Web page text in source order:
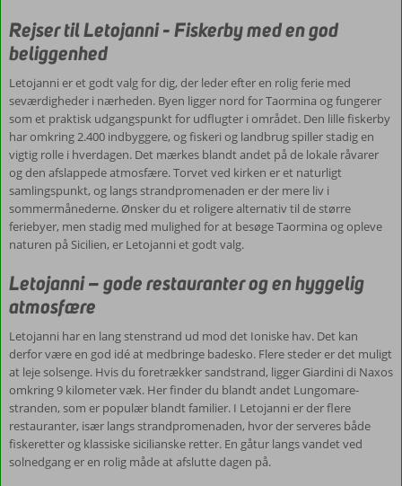
udsigt
Rejser til Letojanni - Fiskerby med en god
beliggenhed
Letojanni er et godt valg for dig, der leder efter en rolig ferie med
seværdigheder i nærheden. Byen ligger nord for Taormina og fungerer
som et praktisk udgangspunkt for udflugter i området. Den lille fiskerby
har omkring 2.400 indbyggere, og fiskeri og landbrug spiller stadig en
vigtig rolle i hverdagen. Det mærkes blandt andet på de lokale råvarer
og den afslappede atmosfære. Torvet ved kirken er et naturligt
samlingspunkt, og langs strandpromenaden er der mere liv i
sommermånederne. Ønsker du et roligere alternativ til de større
feriebyer, men stadig med mulighed for at besøge Taormina og opleve
naturen på Sicilien, er Letojanni et godt valg.
Letojanni – gode restauranter og en hyggelig
atmosfære
Letojanni har en lang stenstrand ud mod det Ioniske hav. Det kan
derfor være en god idé at medbringe badesko. Flere steder er det muligt
at leje solsenge. Hvis du foretrækker sandstrand, ligger Giardini di Naxos
omkring 9 kilometer væk. Her finder du blandt andet Lungomare-
stranden, som er populær blandt familier. I Letojanni er der flere
restauranter, især langs strandpromenaden, hvor der serveres både
fiskeretter og klassiske sicilianske retter. En gåtur langs vandet ved
solnedgang er en rolig måde at afslutte dagen på.